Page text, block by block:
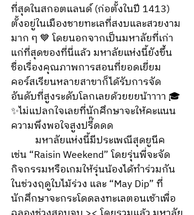
ที่สุดในสกอตแลนด์ (ก่อตั้งในปี 1413)
ตั้งอยู่ในเมืองชายทะเลที่สงบและสวยงาม
มาก ๆ 💙 โดยนอกจากเป็นมหาลัยที่เก่า
แก่ที่สุดของที่นี่แล้ว มหาลัยแห่งนี้ยังขึ้น
ชื่อเรื่องคุณภาพการสอนที่ยอดเยี่ยม
คอร์สเรียนหลายสาขาก็ได้รับการจัด
อันดับที่สูงระดับโลกเลยด้วยยยน้าาาา 🎓
✨ไม่แปลกใจเลยที่นักศึกษาจะให้คะแนน
ความพึงพอใจสูงปรี๊ดดด
เช่น “Raisin Weekend” โดยรุ่นพี่จะจัด
กิจกรรมหรือเกมให้รุ่นน้องได้ทำร่วมกัน
ในช่วงฤดูใบไม้ร่วง และ “May Dip” ที่
นักศึกษาจะกระโดดลงทะเลตอนเช้าเพื่อ